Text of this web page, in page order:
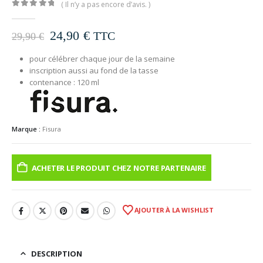
( Il n’y a pas encore d’avis. )
29,90€ Le
initial
était :
29,90 €.
24,90 €Le
actuel
est :
24,90 €.
TTC
pour célébrer chaque jour de la semaine
inscription aussi au fond de la tasse
contenance : 120 ml
Marque : Fisura
ACHETER LE PRODUIT CHEZ NOTRE PARTENAIRE
AJOUTER À LA WISHLIST
DESCRIPTION